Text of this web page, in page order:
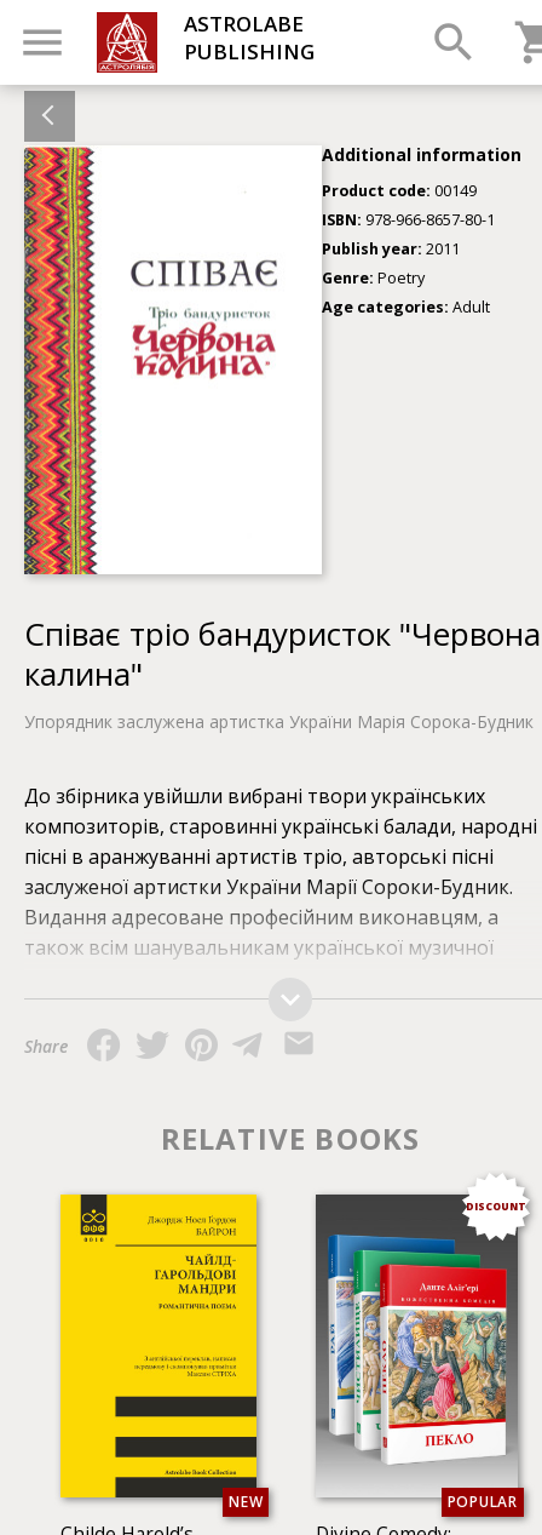
ASTROLABE
PUBLISHING
Additional information
Product code: 00149
ISBN: 978-966-8657-80-1
Publish year: 2011
Genre: Poetry
Age categories: Adult
Співає тріо бандуристок "Червона
калина"
Упорядник заслужена артистка України Марія Сорока-Будник
До збірника увійшли вибрані твори українських
композиторів, старовинні українські балади, народні
пісні в аранжуванні артистів тріо, авторські пісні
заслуженої артистки України Марії Сороки-Будник.
Видання адресоване професійним виконавцям, а
також всім шанувальникам української музичної
Share
RELATIVE BOOKS
NEW
DISCOUNT
POPULAR